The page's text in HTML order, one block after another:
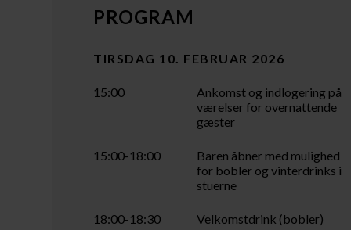
PROGRAM
TIRSDAG 10. FEBRUAR 2026
15:00
Ankomst og indlogering på
værelser for overnattende
gæster
15:00-18:00
Baren åbner med mulighed
for bobler og vinterdrinks i
stuerne
18:00-18:30 Velkomstdrink (bobler)